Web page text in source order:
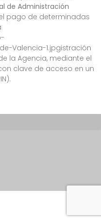
de Administración
pago de determinadas
Valencia-1.jpgistración
la Agencia, mediante el
clave de acceso en un